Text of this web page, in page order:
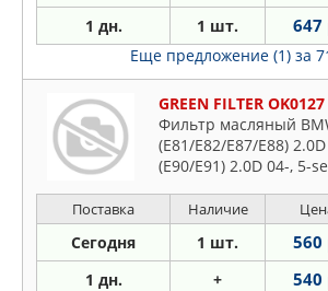
1 дн. 1 шт. 647
Еще предложение (1) за
GREEN FILTER OK0127
Фильтр масляный
(E81/E82/E87/E88)
(E90/E91) 2.0D 04-, 5-
07- (mtrs. N47D20..)
Поставка Наличие
Сегодня 1 шт. 560
1 дн. + 540